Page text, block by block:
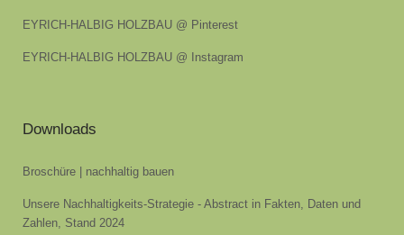
EYRICH-HALBIG HOLZBAU @ Pinterest
EYRICH-HALBIG HOLZBAU @ Instagram
Downloads
Broschüre | nachhaltig bauen
Unsere Nachhaltigkeits-Strategie - Abstract in Fakten, Daten und
Zahlen, Stand 2024